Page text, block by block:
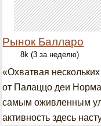
Рынок Балларо
8k (3 за неделю)
«Охватвая
от Палаццо деи
самым оживленным
активность здесь